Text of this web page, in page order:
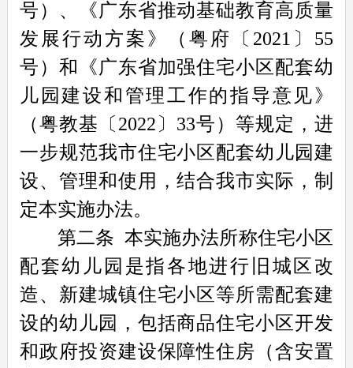
号）、《广东省推动基础教育高质量
发展行动方案》（粤府〔2021〕55
号）和《广东省加强住宅小区配套幼
儿园建设和管理工作的指导意见》
（粤教基〔2022〕33号）等规定，进
一步规范我市住宅小区配套幼儿园建
设、管理和使用，结合我市实际，制
定本实施办法。
第二条 本实施办法所称住宅小区
配套幼儿园是指各地进行旧城区改
造、新建城镇住宅小区等所需配套建
设的幼儿园，包括商品住宅小区开发
和政府投资建设保障性住房（含安置